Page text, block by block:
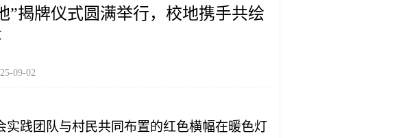
”揭牌仪式圆满举行，校地携手共绘
09-02
实践团队与村民共同布置的红色横幅在暖色灯